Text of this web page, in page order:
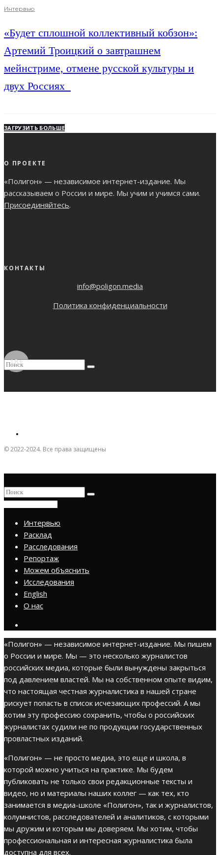
Интервью
«Будет сплошной коллективный кобзон»:
Артемий Троицкий о завтрашнем
мейнстриме, отмене русской культуры и
двух Россиях
ЗАГРУЗИТЬ БОЛЬШЕ
О ПРОЕКТЕ
«Полигон» — независимое интернет-издание. Мы
рассказываем о России и мире. Мы учим и учимся сами.
Присоединяйтесь.
КОНТАКТЫ
info@poligon.media
Политика конфиденциальности
18+
© 2022-2024. Все права защищены
Интервью
Расклад
Расследования
Репортаж
Можем объяснить
Исследования
English
О нас
«Полигон» — независимое интернет-издание. Мы пишем
о России и мире. Мы — это несколько журналистов
российских медиа, которые были вынуждены закрыться
под давлением властей. Мы на собственном опыте видим,
что настоящая честная журналистика в нашей стране
рискует попасть в список исчезающих профессий. А мы
хотим эту профессию сохранить, чтобы о российских
журналистах судили не по продукции государственных
провластных изданий.
«Полигон» — не просто медиа, это еще и школа, в
которой можно учиться на практике. Мы будем
публиковать не только свои редакционные тексты и
видео, но и материалы наших коллег — как тех, кто
занимается в медиа-школе «Полигон», так и журналистов,
колумнистов, расследователей и аналитиков, с которыми
мы дружим и которым мы доверяем. Мы хотим, чтобы
профессиональная и интересная журналистика была
доступна для всех.